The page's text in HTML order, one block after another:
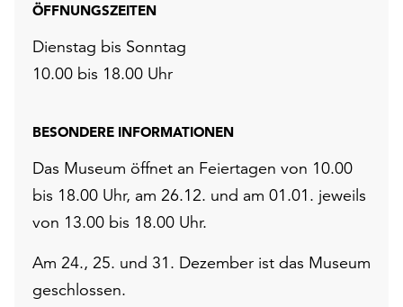
ÖFFNUNGSZEITEN
Dienstag bis Sonntag
10.00 bis 18.00 Uhr
BESONDERE INFORMATIONEN
Das Museum öffnet an Feiertagen von 10.00
bis 18.00 Uhr, am 26.12. und am 01.01. jeweils
von 13.00 bis 18.00 Uhr.
Am 24., 25. und 31. Dezember ist das Museum
geschlossen.